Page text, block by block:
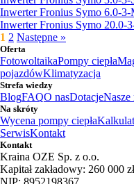
Inwerter Fronius Symo 6.0-3-
Inwerter Fronius Symo 20.0-
1 2 Następne »
Oferta
FotowoltaikaPompy ciepła
pojazdówKlimatyzacja
Strefa wiedzy
BlogFAQO nasDotacjeNasze
Na skróty
Wycena pompy ciepła
SerwisKontakt
Kontakt
Kraina OZE Sp. z o.o.
Kapitał zakładowy: 260 000 zł
NIP: 8952198367